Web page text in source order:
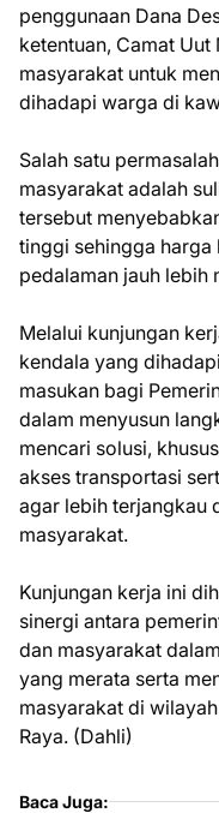
penggunaan Dana
ketentuan, Camat
masyarakat untuk
dihadapi warga di
Salah satu
masyarakat adalah
tersebut
tinggi sehingga
pedalaman jauh lebih
Melalui kunjungan
kendala yang
masukan bagi
dalam menyusun
mencari solusi,
akses transportasi
agar lebih terjangkau
masyarakat.
Kunjungan kerja ini
sinergi antara
dan masyarakat
yang merata serta
masyarakat di
Raya. (Dahli)
Baca Juga: